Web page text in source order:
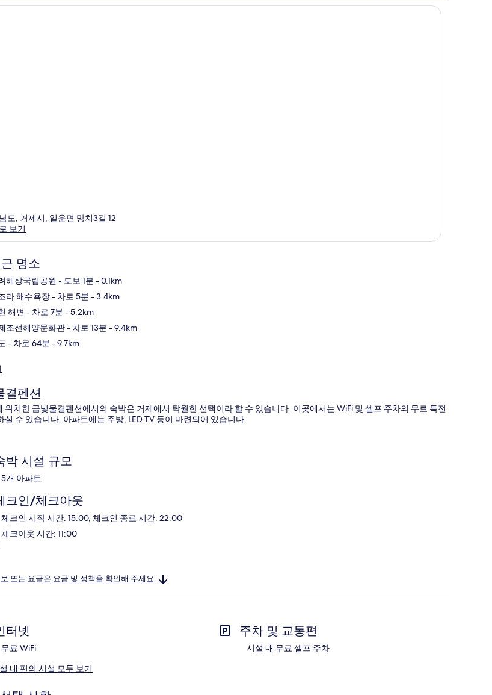
도, 거제시, 일운면 망치3길 12
보기
명소
해상국립공원 - 도보 1분 - 0.1km
라 해수욕장- 차로 5분 - 3.4km
해변 - 차로 7분 - 5.2km
조선해양문화관- 차로 13분 - 9.4km
- 차로 64분 - 9.7km
결펜션
위치한 금빛물결펜션에서의 숙박은 거제에서 탁월한 선택이라 할 수 있습니다. 이곳에서는 WiFi 및 셀프 주차의 무료 특전
실 수 있습니다. 아파트에는 주방, LED TV 등이 마련되어 있습니다.
박 시설 규모
5개 아파트
크인/체크아웃
체크인 시작 시간: 15:00, 체크인 종료 시간: 22:00
체크아웃 시간: 11:00
또는 요금은 요금 및 정책을 확인해 주세요.
터넷
무료 WiFi
주차 및 교통편
시설 내 무료 셀프 주차
내 편의 시설 모두 보기